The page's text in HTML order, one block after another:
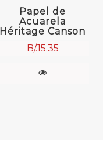
Papel de
Acuarela
Héritage Canson
B/.15.35